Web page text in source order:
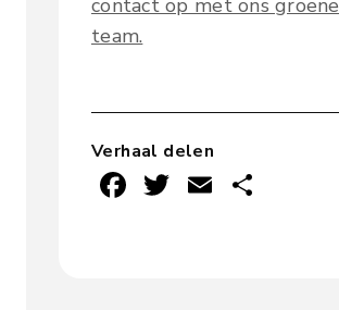
contact op met ons groene
team.
Verhaal delen
F T E D